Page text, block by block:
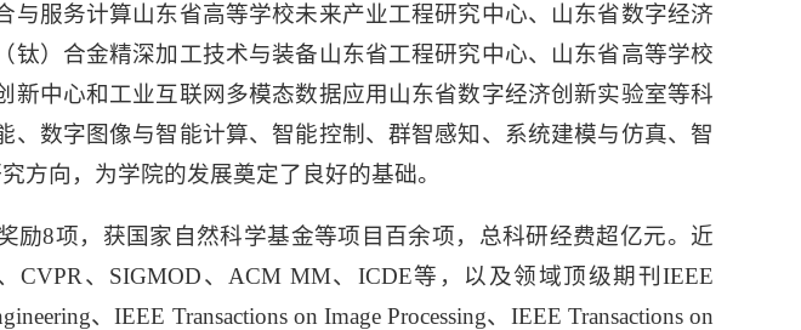
与服务计算山东省高等学校未来产业工程研究中心、山东省数字经济
钛）合金精深加工技术与装备山东省工程研究中心、山东省高等学校
新中心和工业互联网多模态数据应用山东省数字经济创新实验室等科
、数字图像与智能计算、智能控制、群智感知、系统建模与仿真、智
方向，为学院的发展奠定了良好的基础。
励8项，获国家自然科学基金等项目百余项，总科研经费超亿元。近
、SIGMOD、ACM MM、ICDE等，以及领域顶级期刊IEEE
、IEEE Transactions on Image Processing、IEEE Transactions on